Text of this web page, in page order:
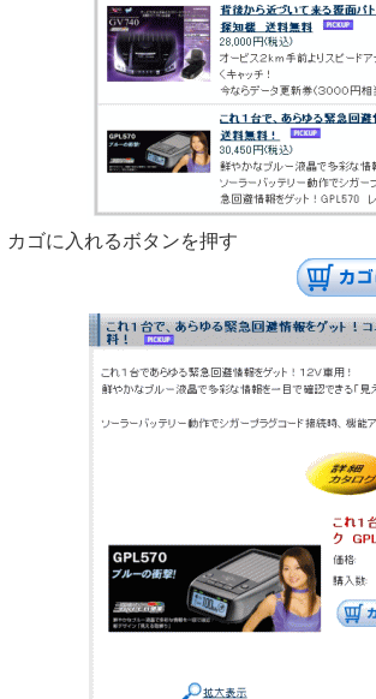
カゴに入れるボタンを押す